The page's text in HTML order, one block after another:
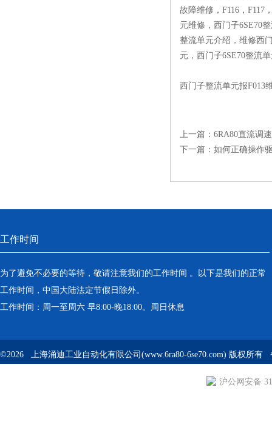
故障维修，F116，F117
元维修，西门子6SE70
整流单元介绍，维修西
元，西门子6SE70整流
西门子整流单元报F013
上一篇： 6RA80直流调
下一篇： 如何正确操作
工作时间
为了避免不必要的等待，敬请注意我们的工作时间 。以下是我们的正常
工作时间，中国大陆法定节假日除外。
工作时间：周一至周六 早8:00-晚18:00。周日休息
©2026 上海涌迪工业自动化有限公司(www.6ra80-6se70.com) 版权所有
沪公网安备